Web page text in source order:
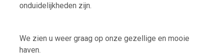
onduidelijkheden zijn.
We zien u weer graag op onze gezellige en mooie
haven.